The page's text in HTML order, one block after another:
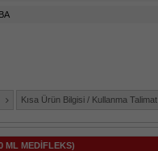
Kısa Ürün Bilgisi / Kullanma
ML MEDİFLEKS)